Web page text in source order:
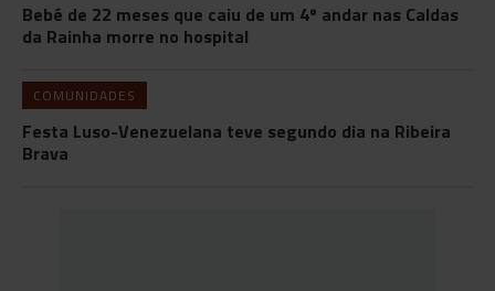
Bebé de 22 meses que caiu de um 4º andar nas Caldas
da Rainha morre no hospital
COMUNIDADES
Festa Luso-Venezuelana teve segundo dia na Ribeira
Brava